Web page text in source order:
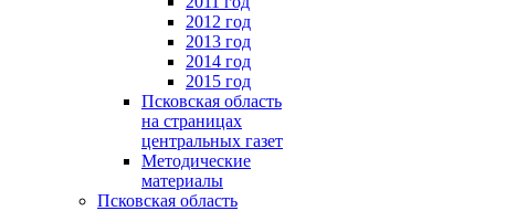
2012 год
2013 год
2014 год
2015 год
Псковская область
на страницах
центральных газет
Методические
материалы
Псковская область